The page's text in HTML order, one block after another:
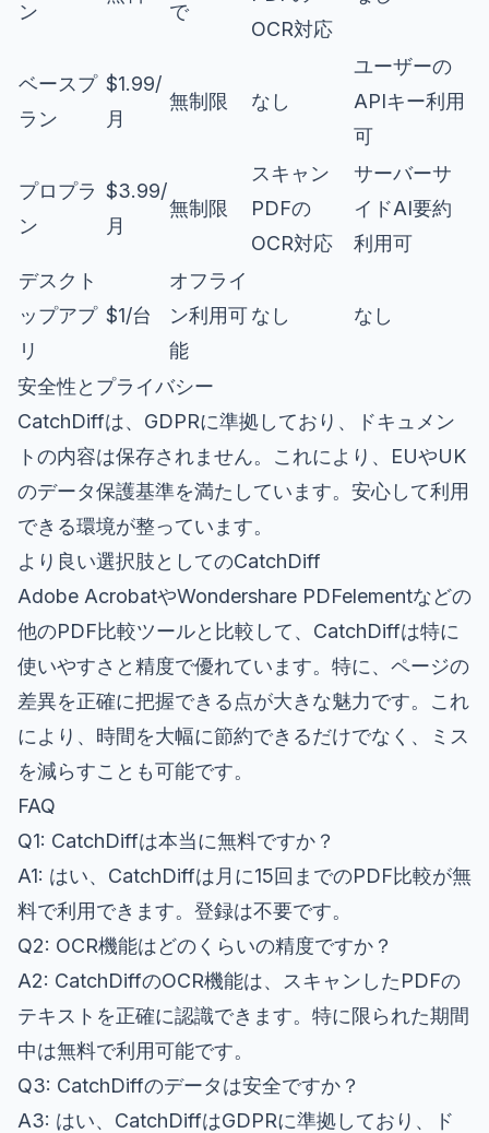
ン
で
OCR対応
ベースプ
ラン
$1.99/
月
無制限 なし
ユーザーの
APIキー利用
可
プロプラ
ン
$3.99/
月
無制限
スキャン
PDFの
OCR対応
サーバーサ
イドAI要約
利用可
デスクト
ップアプ
リ
$1/台
オフライ
ン利用可
能
なし なし
安全性とプライバシー
CatchDiffは、GDPRに準拠しており、ドキュメン
トの内容は保存されません。これにより、EUやUK
のデータ保護基準を満たしています。安心して利用
できる環境が整っています。
より良い選択肢としてのCatchDiff
Adobe AcrobatやWondershare PDFelementなどの
他のPDF比較ツールと比較して、CatchDiffは特に
使いやすさと精度で優れています。特に、ページの
差異を正確に把握できる点が大きな魅力です。これ
により、時間を大幅に節約できるだけでなく、ミス
を減らすことも可能です。
FAQ
Q1: CatchDiffは本当に無料ですか？
A1: はい、CatchDiffは月に15回までのPDF比較が無
料で利用できます。登録は不要です。
Q2: OCR機能はどのくらいの精度ですか？
A2: CatchDiffのOCR機能は、スキャンしたPDFの
テキストを正確に認識できます。特に限られた期間
中は無料で利用可能です。
Q3: CatchDiffのデータは安全ですか？
A3: はい、CatchDiffはGDPRに準拠しており、ド